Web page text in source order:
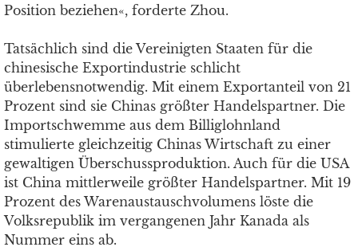
Position beziehen«, forderte Zhou.
Tatsächlich sind die Vereinigten Staaten für die
chinesische Exportindustrie schlicht
überlebensnotwendig. Mit einem Exportanteil von 21
Prozent sind sie Chinas größter Handelspartner. Die
Importschwemme aus dem Billiglohnland
stimulierte gleichzeitig Chinas Wirtschaft zu einer
gewaltigen Überschussproduktion. Auch für die USA
ist China mittlerweile größter Handelspartner. Mit 19
Prozent des Warenaustauschvolumens löste die
Volksrepublik im vergangenen Jahr Kanada als
Nummer eins ab.